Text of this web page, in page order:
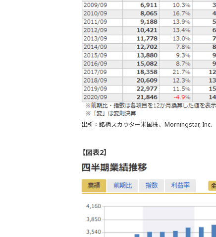
出所：銘柄スカウター米国株、Morningstar, Inc.
【図表2】